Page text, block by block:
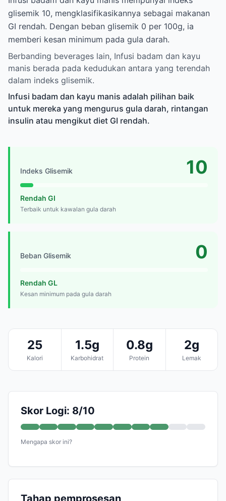
glisemik 10, mengklasifikasikannya sebagai makanan
GI rendah. Dengan beban glisemik 0 per 100g, ia
memberi kesan minimum pada gula darah.
Berbanding beverages lain, Infusi badam dan kayu
manis berada pada kedudukan antara yang terendah
dalam indeks glisemik.
Infusi badam dan kayu manis adalah pilihan baik
untuk mereka yang mengurus gula darah, rintangan
insulin atau mengikut diet GI rendah.
Indeks Glisemik 10
Rendah GI
Terbaik untuk kawalan gula darah
Beban Glisemik 0
Rendah GL
Kesan minimum pada gula darah
25
Kalori
1.5g
Karbohidrat
0.8g
Protein
2g
Lemak
Skor Logi: 8/10
Mengapa skor ini?
Tahap pemprosesan